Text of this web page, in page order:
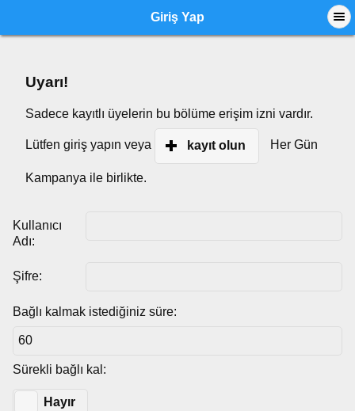
Giriş Yap
Uyarı!
Sadece kayıtlı üyelerin bu bölüme erişim izni vardır.
Lütfen giriş yapın veya kayıt olun Her Gün
Kampanya ile birlikte.
Kullanıcı
Adı:
Şifre:
Bağlı kalmak istediğiniz süre:
Sürekli bağlı kal:
Hayır